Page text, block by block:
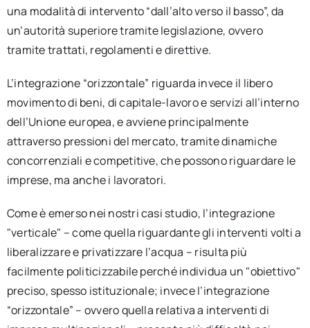
una modalità di intervento “dall’alto verso il basso”, da
un’autorità superiore tramite legislazione, ovvero
tramite trattati, regolamenti e direttive.
L’integrazione “orizzontale” riguarda invece il libero
movimento di beni, di capitale-lavoro e servizi all’interno
dell’Unione europea, e avviene principalmente
attraverso pressioni del mercato, tramite dinamiche
concorrenziali e competitive, che possono riguardare le
imprese, ma anche i lavoratori.
Come è emerso nei nostri casi studio, l’integrazione
"verticale" – come quella riguardante gli interventi volti a
liberalizzare e privatizzare l’acqua – risulta più
facilmente politicizzabile perché individua un "obiettivo"
preciso, spesso istituzionale; invece l’integrazione
“orizzontale” – ovvero quella relativa a interventi di